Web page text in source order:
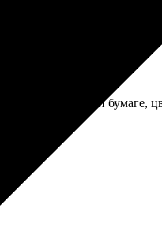
на плотной бумаге,